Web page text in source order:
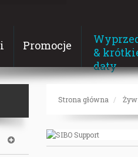
Promocje
&
daty
Strona główna